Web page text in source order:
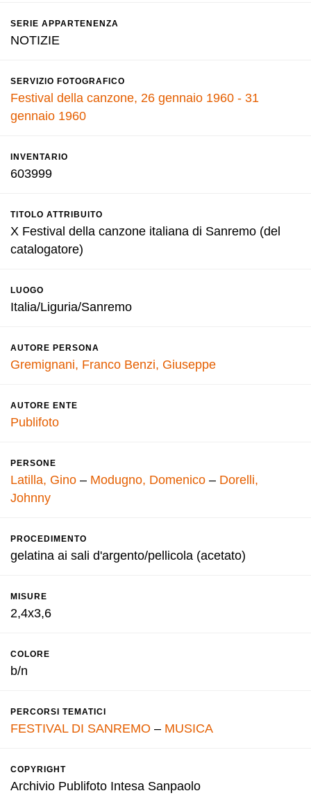
SERIE APPARTENENZA
NOTIZIE
SERVIZIO FOTOGRAFICO
Festival della canzone, 26 gennaio 1960 - 31
gennaio 1960
INVENTARIO
603999
TITOLO ATTRIBUITO
X Festival della canzone italiana di Sanremo (del
catalogatore)
LUOGO
Italia/Liguria/Sanremo
AUTORE PERSONA
Gremignani, Franco Benzi, Giuseppe
AUTORE ENTE
Publifoto
PERSONE
Latilla, Gino – Modugno, Domenico – Dorelli,
Johnny
PROCEDIMENTO
gelatina ai sali d'argento/pellicola (acetato)
MISURE
2,4x3,6
COLORE
b/n
PERCORSI TEMATICI
FESTIVAL DI SANREMO – MUSICA
COPYRIGHT
Archivio Publifoto Intesa Sanpaolo